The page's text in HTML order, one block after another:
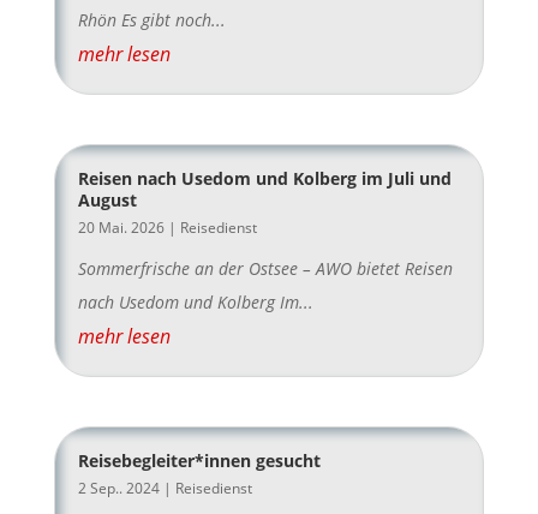
Rhön Es gibt noch...
mehr lesen
Reisen nach Usedom und Kolberg im Juli und
August
20 Mai. 2026| Reisedienst
Sommerfrische an der Ostsee – AWO bietet Reisen
nach Usedom und Kolberg Im...
mehr lesen
Reisebegleiter*innen gesucht
2 Sep.. 2024| Reisedienst